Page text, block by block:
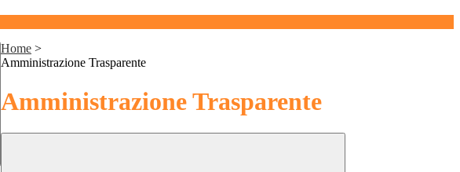
Home >
Amministrazione Trasparente
Amministrazione Trasparente